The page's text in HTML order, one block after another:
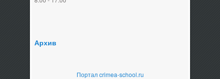
Архив
Портал crimea-school.ru